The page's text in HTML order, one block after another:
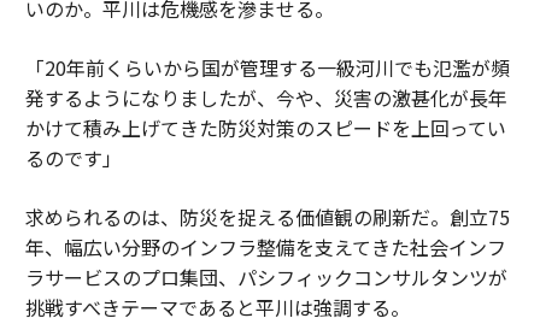
いのか。平川は危機感を滲ませる。
「20年前くらいから国が管理する一級河川でも氾濫が頻
発するようになりましたが、今や、災害の激甚化が長年
かけて積み上げてきた防災対策のスピードを上回ってい
るのです」
求められるのは、防災を捉える価値観の刷新だ。創立75
年、幅広い分野のインフラ整備を支えてきた社会インフ
ラサービスのプロ集団、パシフィックコンサルタンツが
挑戦すべきテーマであると平川は強調する。